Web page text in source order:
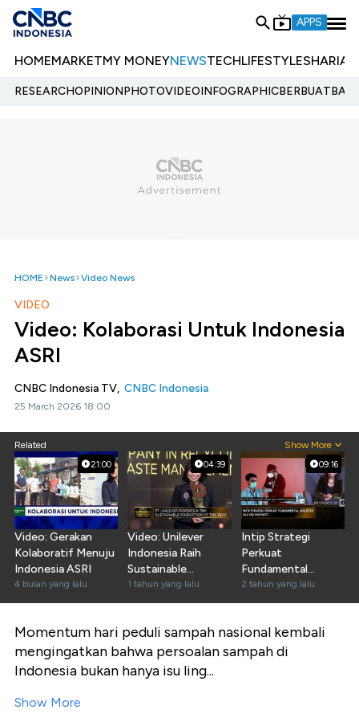
APPS
HOMEMARKETMY MONEYNEWSTECHLIFESTYLESHARIA
RESEARCHOPINIONPHOTOVIDEOINFOGRAPHIC
HOME News Video News
VIDEO
Video: Kolaborasi Untuk Indonesia
ASRI
CNBC Indonesia TV, CNBC Indonesia
25 March 2026 18:00
Related Show More
21:00
Video: Gerakan
Kolaboratif Menuju
Indonesia ASRI
4 bulan yang lalu
04:39
Video: Unilever
Indonesia Raih
Sustainable
Innovation of The
Year
1 tahun yang lalu
09:16
Intip Strategi
Perkuat
Fundamental
Unilever Ala Ira
Noviarti
2 tahun yang lalu
Momentum hari peduli sampah nasional kembali
mengingatkan bahwa persoalan sampah di
Indonesia bukan hanya isu ling...
Show More